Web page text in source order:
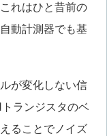
れはひと昔前の
動計測器でも基
が変化しない信
ランジスタのベ
ることでノイズ